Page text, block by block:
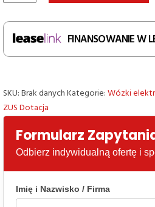
podnośnikowy
ESL122
FINANSOWANIE W
SKU:Brak danychKategorie:Wózki
ZUS Dotacja
Formularz
Odbierz indywidualną ofertę i
Imię i Nazwisko / Firma